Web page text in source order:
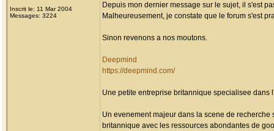
Inscrit le: 11 Mar 2004
Messages: 3224
Depuis mon dernier message sur le sujet, il s'est
Malheureusement, je constate que le forum s'est
Sinon revenons a nos moutons.
Deepmind
https://deepmind.com/
Une petite entreprise britannique specialisee
Un evenement majeur dans la scene de
britannique avec les ressources abondantes de